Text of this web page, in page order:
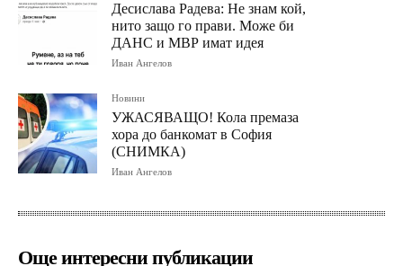
Десислава Радева: Не знам кой,
нито защо го прави. Може би
ДАНС и МВР имат идея
Иван Ангелов
Новини
УЖАСЯВАЩО! Кола премаза
хора до банкомат в София
(СНИМКА)
Иван Ангелов
Още интересни публикации